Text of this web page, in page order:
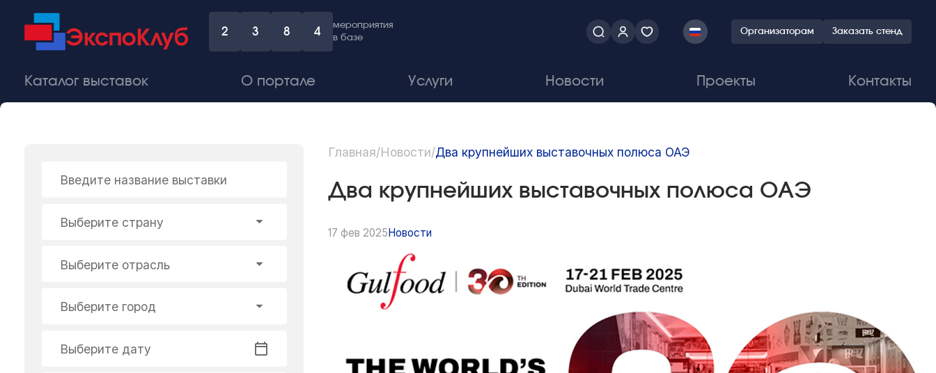
2 3 8 4
мероприятия
в базе
Организаторам Заказать стенд
Каталог выставок О портале Услуги Новости Проекты Контакты
Введите название выставки
Выберите страну
Выберите отрасль
Выберите город
Выберите дату
Главная/Новости/Два крупнейших выставочных полюса ОАЭ
Два крупнейших выставочных полюса ОАЭ
17 фев 2025 Новости